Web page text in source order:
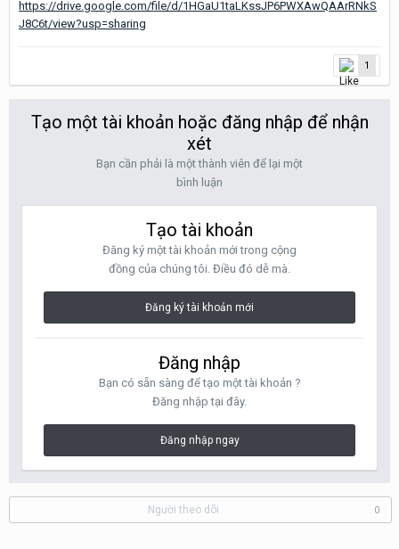
https://drive.google.com/file/d/1HGaU1taLKssJP6PWXAwQAArRNkS
J8C6t/view?usp=sharing
1
Tạo một tài khoản hoặc đăng nhập để nhận
xét
Bạn cần phải là một thành viên để lại một
bình luận
Tạo tài khoản
Đăng ký một tài khoản mới trong cộng
đồng của chúng tôi. Điều đó dễ mà.
Đăng ký tài khoản mới
Đăng nhập
Bạn có sẵn sàng để tạo một tài khoản ?
Đăng nhập tại đây.
Đăng nhập ngay
Người theo dõi 0